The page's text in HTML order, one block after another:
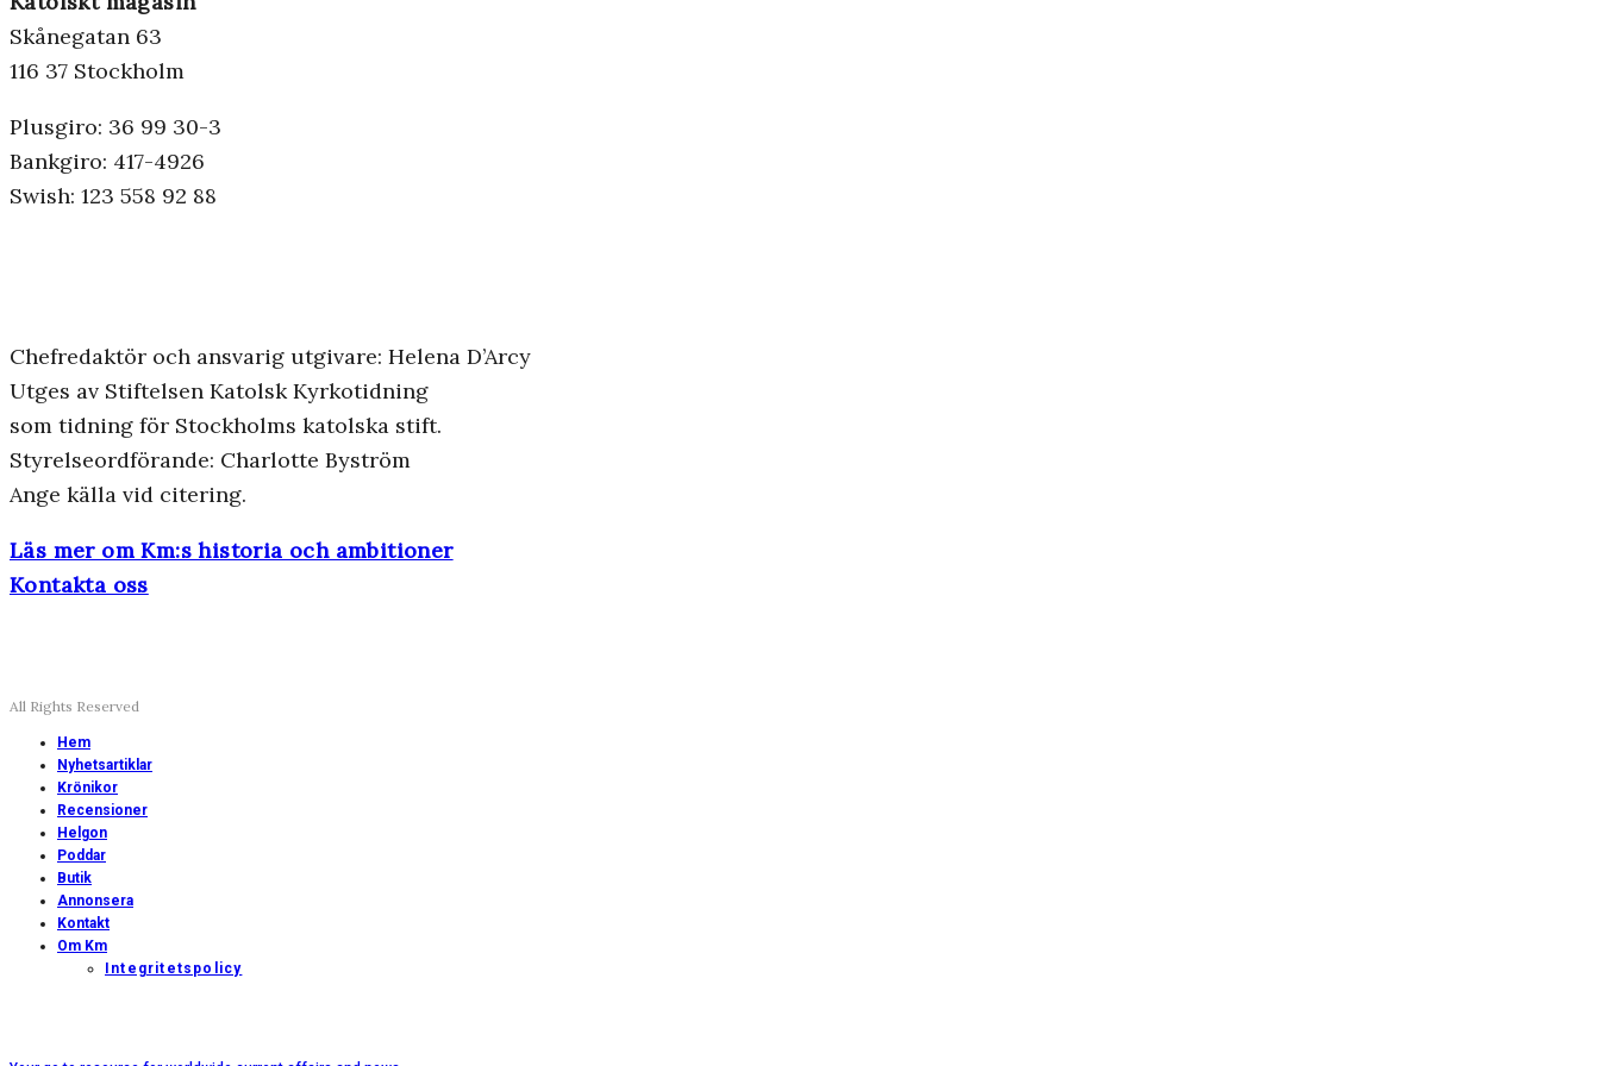
Skånegatan 63
116 37 Stockholm
Plusgiro: 36 99 30-3
Bankgiro: 417-4926
Swish: 123 558 92 88
Chefredaktör och ansvarig utgivare: Helena D’Arcy
Utges av Stiftelsen Katolsk Kyrkotidning
som tidning för Stockholms katolska stift.
Styrelseordförande: Charlotte Byström
Ange källa vid citering.
Läs mer om Km:s historia och ambitioner
Kontakta oss
All Rights Reserved
Hem
Nyhetsartiklar
Krönikor
Recensioner
Helgon
Poddar
Butik
Annonsera
Kontakt
Om Km
Integritetspolicy